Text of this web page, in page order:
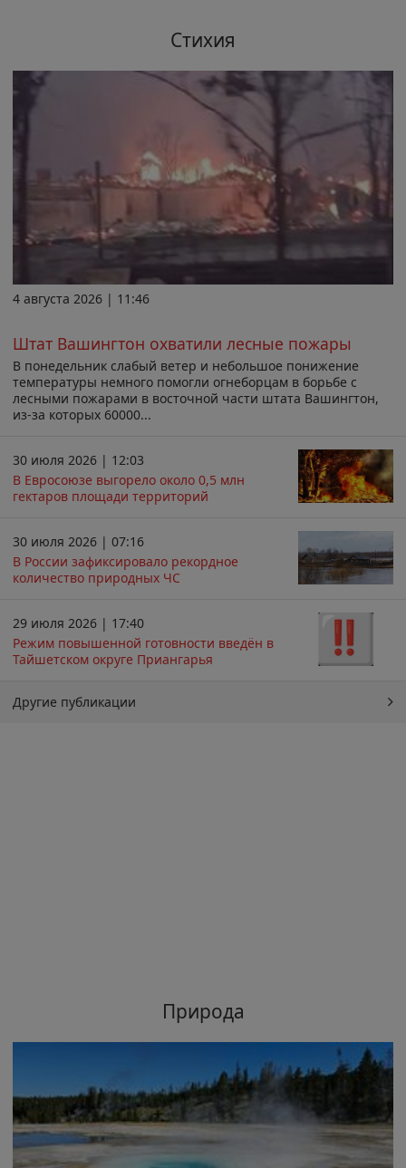
Стихия
4 августа 2026 | 11:46
Штат Вашингтон охватили лесные пожары
В понедельник слабый ветер и небольшое понижение
температуры немного помогли огнеборцам в борьбе с
лесными пожарами в восточной части штата Вашингтон,
из-за которых 60000...
30 июля 2026 | 12:03
В Евросоюзе выгорело около 0,5 млн
гектаров площади территорий
30 июля 2026 | 07:16
В России зафиксировало рекордное
количество природных ЧС
29 июля 2026 | 17:40
Режим повышенной готовности введён в
Тайшетском округе Приангарья
Другие публикации
Природа